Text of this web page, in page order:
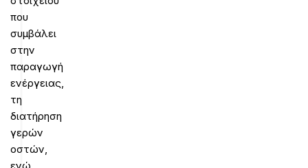
που
συμβάλει
στην
παραγωγή
ενέργειας,
τη
διατήρηση
γερών
οστών,